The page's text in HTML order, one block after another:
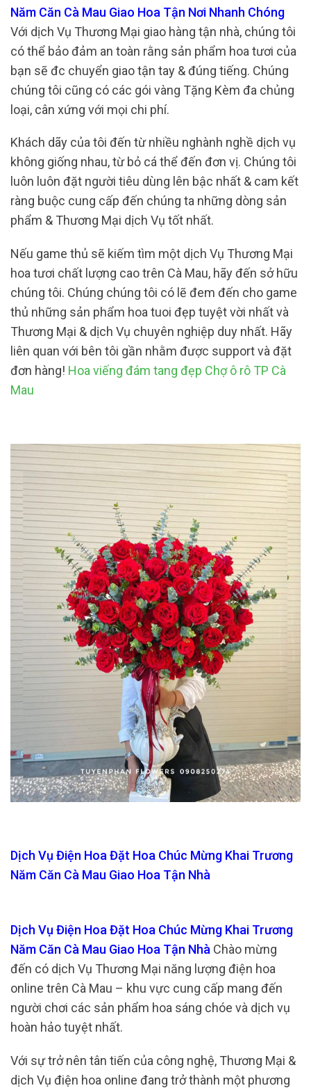
Năm Căn Cà Mau Giao Hoa Tận Nơi Nhanh Chóng
Với dịch Vụ Thương Mại giao hàng tận nhà, chúng tôi
có thể bảo đảm an toàn rằng sản phẩm hoa tươi của
bạn sẽ đc chuyển giao tận tay & đúng tiếng. Chúng
chúng tôi cũng có các gói vàng Tặng Kèm đa chủng
loại, cân xứng với mọi chi phí.
Khách dãy của tôi đến từ nhiều nghành nghề dịch vụ
không giống nhau, từ bỏ cá thể đến đơn vị. Chúng tôi
luôn luôn đặt người tiêu dùng lên bậc nhất & cam kết
ràng buộc cung cấp đến chúng ta những dòng sản
phẩm & Thương Mại dịch Vụ tốt nhất.
Nếu game thủ sẽ kiếm tìm một dịch Vụ Thương Mại
hoa tươi chất lượng cao trên Cà Mau, hãy đến sở hữu
chúng tôi. Chúng chúng tôi có lẽ đem đến cho game
thủ những sản phẩm hoa tuoi đẹp tuyệt vời nhất và
Thương Mại & dịch Vụ chuyên nghiệp duy nhất. Hãy
liên quan với bên tôi gần nhằm được support và đặt
đơn hàng! Hoa viếng đám tang đẹp Chợ ô rô TP Cà
Mau
Dịch Vụ Điện Hoa Đặt Hoa Chúc Mừng Khai Trương
Năm Căn Cà Mau Giao Hoa Tận Nhà
Dịch Vụ Điện Hoa Đặt Hoa Chúc Mừng Khai Trương
Năm Căn Cà Mau Giao Hoa Tận Nhà Chào mừng
đến có dịch Vụ Thương Mại năng lượng điện hoa
online trên Cà Mau – khu vực cung cấp mang đến
người chơi các sản phẩm hoa sáng chóe và dịch vụ
hoàn hảo tuyệt nhất.
Với sự trở nên tân tiến của công nghệ, Thương Mại &
dịch Vụ điện hoa online đang trở thành một phương